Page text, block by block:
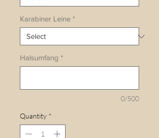
Karabiner Leine *
Halsumfang *
0/500
Quantity *